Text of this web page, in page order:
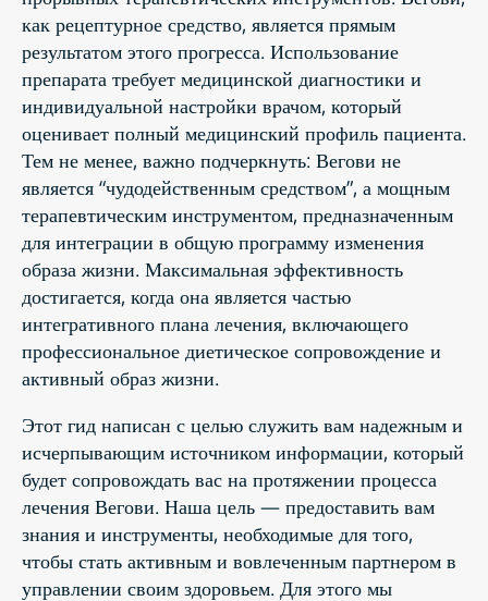
как рецептурное средство, является прямым
результатом этого прогресса. Использование
препарата требует медицинской диагностики и
индивидуальной настройки врачом, который
оценивает полный медицинский профиль пациента.
Тем не менее, важно подчеркнуть: Вегови не
является “чудодейственным средством”, а мощным
терапевтическим инструментом, предназначенным
для интеграции в общую программу изменения
образа жизни. Максимальная эффективность
достигается, когда она является частью
интегративного плана лечения, включающего
профессиональное диетическое сопровождение и
активный образ жизни.
Этот гид написан с целью служить вам надежным и
исчерпывающим источником информации, который
будет сопровождать вас на протяжении процесса
лечения Вегови. Наша цель — предоставить вам
знания и инструменты, необходимые для того,
чтобы стать активным и вовлеченным партнером в
управлении своим здоровьем. Для этого мы